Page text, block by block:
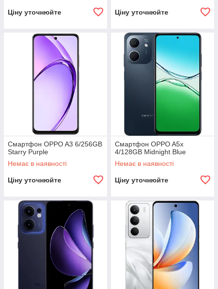
Ціну уточнюйте Ціну уточнюйте
Смартфон OPPO A3 6/256GB
Starry Purple
Немає в наявності
Ціну уточнюйте
Смартфон OPPO A5x
4/128GB Midnight Blue
Немає в наявності
Ціну уточнюйте